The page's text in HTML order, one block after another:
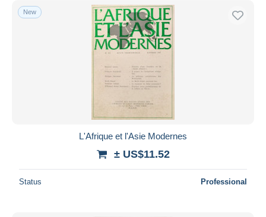
New
L'Afrique et l'Asie Modernes
± US$11.52
Status Professional